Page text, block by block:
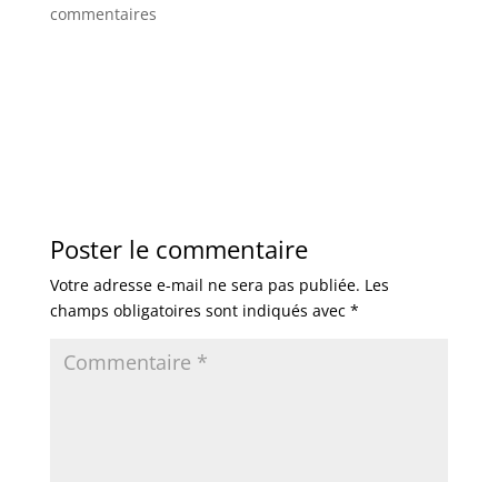
commentaires
Poster le commentaire
Votre adresse e-mail ne sera pas publiée. Les
champs obligatoires sont indiqués avec *